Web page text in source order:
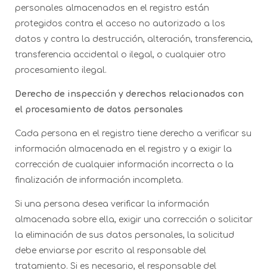
personales almacenados en el registro están
protegidos contra el acceso no autorizado a los
datos y contra la destrucción, alteración, transferencia,
transferencia accidental o ilegal, o cualquier otro
procesamiento ilegal.
Derecho de inspección y derechos relacionados con
el procesamiento de datos personales
Cada persona en el registro tiene derecho a verificar su
información almacenada en el registro y a exigir la
corrección de cualquier información incorrecta o la
finalización de información incompleta.
Si una persona desea verificar la información
almacenada sobre ella, exigir una corrección o solicitar
la eliminación de sus datos personales, la solicitud
debe enviarse por escrito al responsable del
tratamiento. Si es necesario, el responsable del